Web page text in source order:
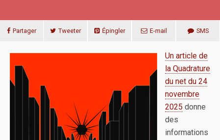
Partager Tweeter Épingler E-mail SMS
Un article de
la Quadrature
du net du 24
novembre
2025 donne
des
informations